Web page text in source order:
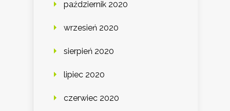
październik 2020
wrzesień 2020
sierpień 2020
lipiec 2020
czerwiec 2020